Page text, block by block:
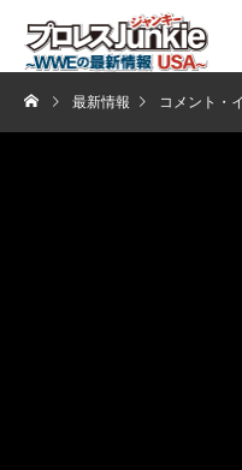
最新情報 コメント・